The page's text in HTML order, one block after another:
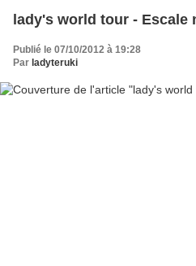
lady's world tour - Escale
Publié le 07/10/2012 à 19:28
Par ladyteruki